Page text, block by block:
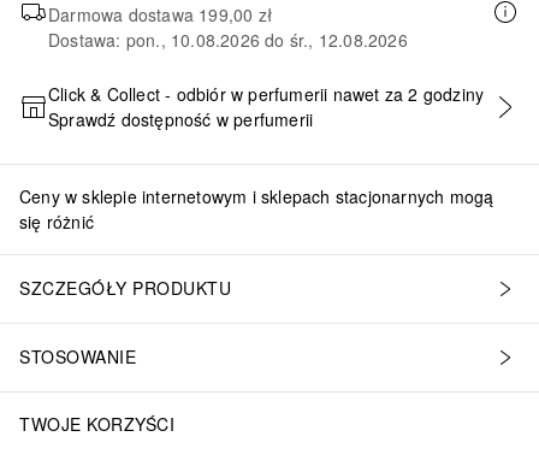
Darmowa dostawa 199,00 zł
Dostawa: pon., 10.08.2026 do śr., 12.08.2026
DODAJ DO KOSZYKA
Click & Collect - odbiór w perfumerii nawet za 2 godziny
Sprawdź dostępność w perfumerii
Ceny w sklepie internetowym i sklepach stacjonarnych mogą
się różnić
SZCZEGÓŁY PRODUKTU
STOSOWANIE
TWOJE KORZYŚCI